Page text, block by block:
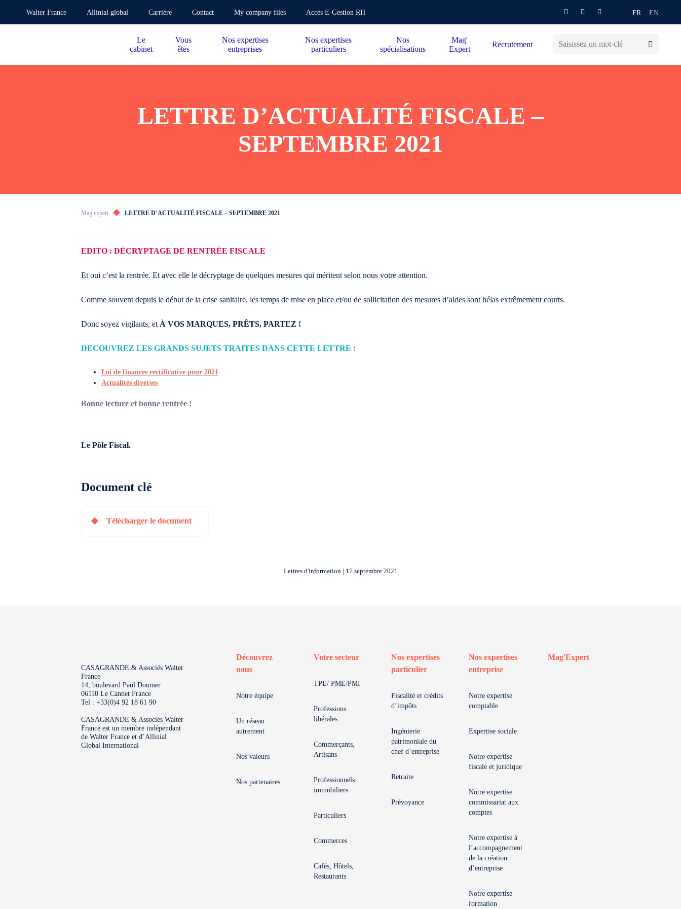
Walter France Allinial global Carrière Contact My company files Accès E-Gestion RH FR EN
Le
cabinet
Vous
êtes
Nos expertises
entreprises
Nos expertises
particuliers
Nos
spécialisations
Mag'
Expert
Recrutement
LETTRE D’ACTUALITÉ FISCALE –
SEPTEMBRE 2021
Mag expert LETTRE D’ACTUALITÉ FISCALE – SEPTEMBRE 2021
EDITO : DÉCRYPTAGE DE RENTRÉE FISCALE
Et oui c’est la rentrée. Et avec elle le décryptage de quelques mesures qui méritent selon nous votre attention.
Comme souvent depuis le début de la crise sanitaire, les temps de mise en place et/ou de sollicitation des mesures d’aides sont hélas extrêmement courts.
Donc soyez vigilants, et À VOS MARQUES, PRÊTS, PARTEZ !
DECOUVREZ LES GRANDS SUJETS TRAITES DANS CETTE LETTRE :
Loi de finances rectificative pour 2021​
Actualités diverses
Bonne lecture et bonne rentrée !
Le Pôle Fiscal.
Document clé
Télécharger le document
Lettres d'information | 17 septembre 2021
CASAGRANDE & Associés Walter
France
14, boulevard Paul Doumer
06110 Le Cannet France
Tel : +33(0)4 92 18 61 90
CASAGRANDE & Associés Walter
France est un membre indépendant
de Walter France et d’Allinial
Global International
Découvrez
nous
Notre équipe
Un réseau
autrement
Nos valeurs
Nos partenaires
Votre secteur
TPE/ PME/PMI
Professions
libérales
Commerçants,
Artisans
Professionnels
immobiliers
Particuliers
Commerces
Cafés, Hôtels,
Restaurants
Nos expertises
particulier
Fiscalité et crédits
d’impôts
Ingénierie
patrimoniale du
chef d’entreprise
Retraite
Prévoyance
Nos expertises
entreprise
Notre expertise
comptable
Expertise sociale
Notre expertise
fiscale et juridique
Notre expertise
commissariat aux
comptes
Notre expertise à
l’accompagnement
de la création
d’entreprise
Notre expertise
formation
Mag'Expert